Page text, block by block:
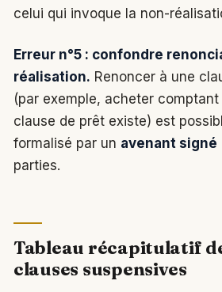
celui qui invoque la non-
Erreur n°5 : confondre
réalisation. Renoncer à une
(par exemple, acheter comptant
clause de prêt existe) est
formalisé par un avenant signé
parties.
Tableau récapitulatif
clauses suspensives